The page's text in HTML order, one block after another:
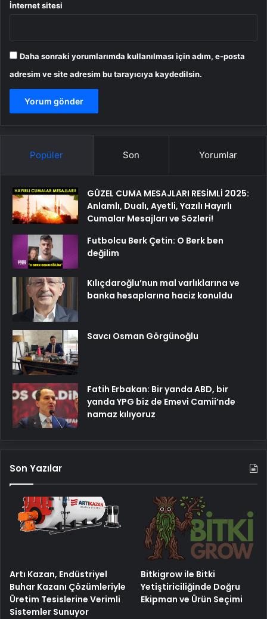
İnternet sitesi
Daha sonraki yorumlarımda kullanılması için adım, e-posta
adresim ve site adresim bu tarayıcıya kaydedilsin.
Popüler Son Yorumlar
GÜZEL CUMA MESAJLARI RESİMLİ 2025:
Anlamlı, Dualı, Ayetli, Yazılı Hayırlı
Cumalar Mesajları ve Sözleri!
Futbolcu Berk Çetin: O Berk ben
değilim
Kılıçdaroğlu’nun mal varlıklarına ve
banka hesaplarına haciz konuldu
Savcı Osman Görgünoğlu
Fatih Erbakan: Bir yanda ABD, bir
yanda YPG biz de Emevi Camii’nde
namaz kılıyoruz
Son Yazılar
Artı Kazan, Endüstriyel
Buhar Kazanı Çözümleriyle
Üretim Tesislerine Verimli
Sistemler Sunuyor
Bitkigrow ile Bitki
Yetiştiriciliğinde Doğru
Ekipman ve Ürün Seçimi